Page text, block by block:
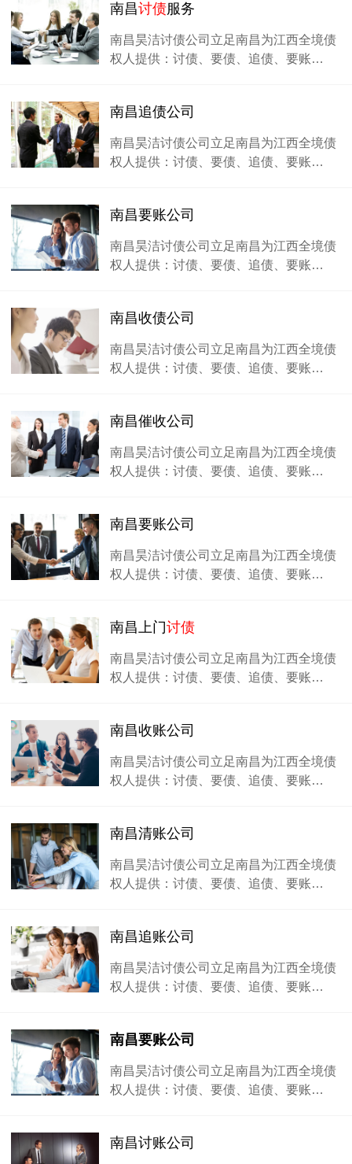
南昌讨债服务
南昌昊洁讨债公司立足南昌为江西全境债
权人提供：讨债、要债、追债、要账…
南昌追债公司
南昌昊洁讨债公司立足南昌为江西全境债
权人提供：讨债、要债、追债、要账…
南昌要账公司
南昌昊洁讨债公司立足南昌为江西全境债
权人提供：讨债、要债、追债、要账…
南昌收债公司
南昌昊洁讨债公司立足南昌为江西全境债
权人提供：讨债、要债、追债、要账…
南昌催收公司
南昌昊洁讨债公司立足南昌为江西全境债
权人提供：讨债、要债、追债、要账…
南昌要账公司
南昌昊洁讨债公司立足南昌为江西全境债
权人提供：讨债、要债、追债、要账…
南昌上门讨债
南昌昊洁讨债公司立足南昌为江西全境债
权人提供：讨债、要债、追债、要账…
南昌收账公司
南昌昊洁讨债公司立足南昌为江西全境债
权人提供：讨债、要债、追债、要账…
南昌清账公司
南昌昊洁讨债公司立足南昌为江西全境债
权人提供：讨债、要债、追债、要账…
南昌追账公司
南昌昊洁讨债公司立足南昌为江西全境债
权人提供：讨债、要债、追债、要账…
南昌要账公司
南昌昊洁讨债公司立足南昌为江西全境债
权人提供：讨债、要债、追债、要账…
南昌讨账公司